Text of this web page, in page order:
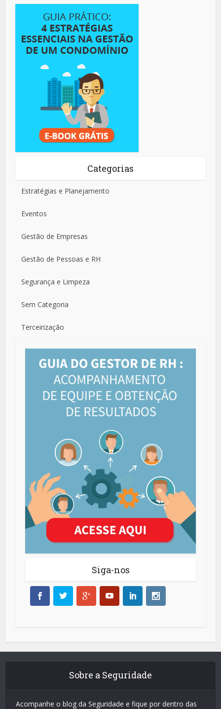
Categorias
Estratégias e Planejamento
Eventos
Gestão de Empresas
Gestão de Pessoas e RH
Segurança e Limpeza
Sem Categoria
Terceirização
Siga-nos
Sobre a Seguridade
Acompanhe o blog da Seguridade e fique por dentro das